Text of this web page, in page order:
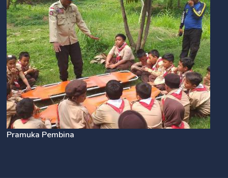
Pramuka Pembina